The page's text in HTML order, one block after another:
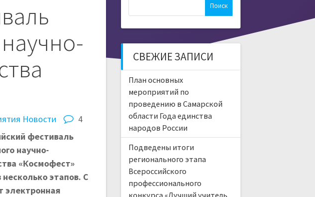
Новости
4
фестиваль
научно-
«Космофест»
этапов. С
электронная
СВЕЖИЕ ЗАПИСИ
План основных
мероприятий по
проведению в Самарской
области Года единства
народов России
Подведены итоги
регионального этапа
Всероссийского
профессионального